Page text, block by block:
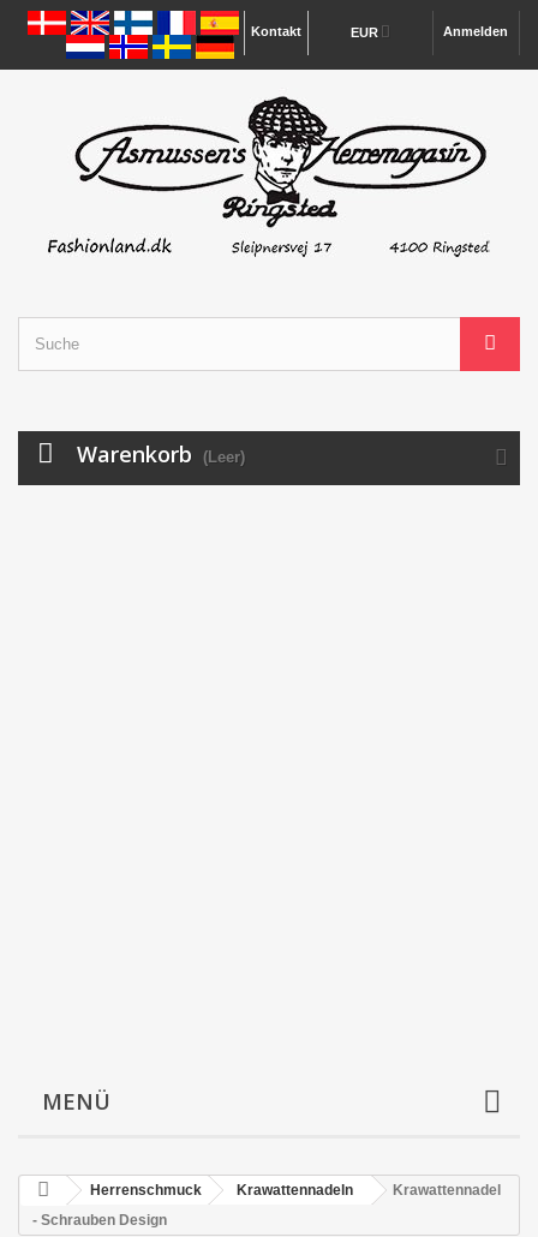
Anmelden
EUR
Kontakt
Warenkorb (Leer)
MENÜ
Herrenschmuck Krawattennadeln
Krawattennadel
- Schrauben Design